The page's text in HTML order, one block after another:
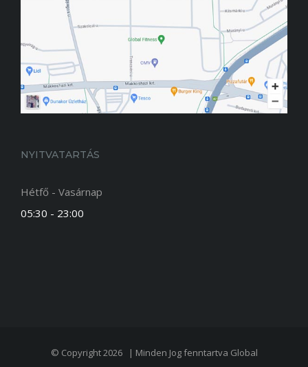
NYITVATARTÁS
Hétfő - Vasárnap
05:30 - 23:00
© Copyright 2026 | Minden Jog fenntartva Global